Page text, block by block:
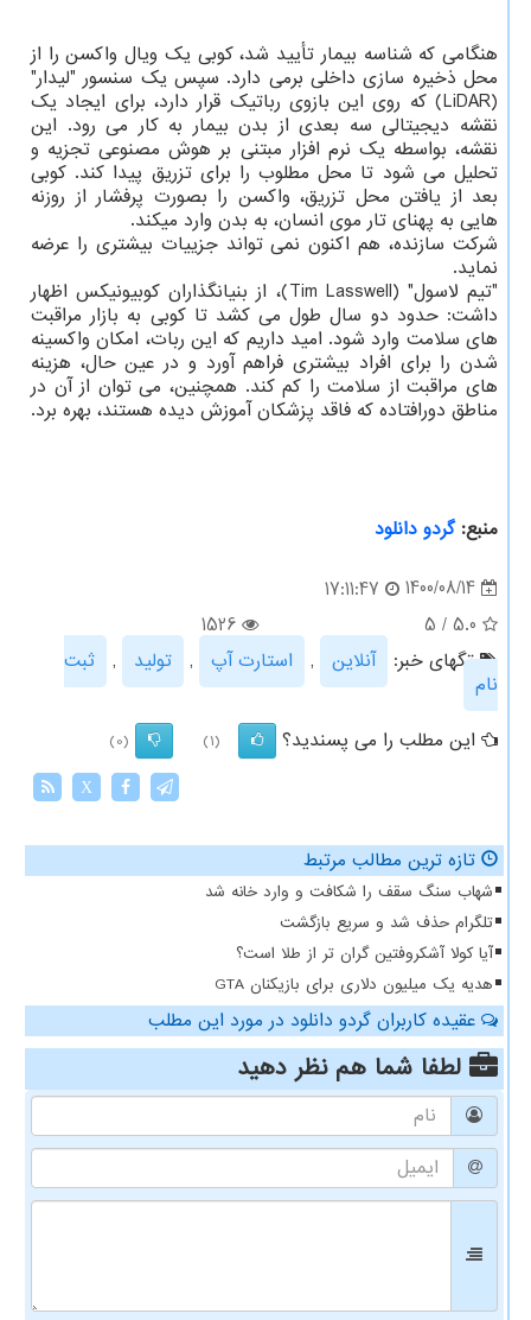
هنگامی که شناسه بیمار تأیید شد، کوبی یک ویال واکسن را از
محل ذخیره سازی داخلی برمی دارد. سپس یک سنسور "لیدار"
(LiDAR) که روی این بازوی رباتیک قرار دارد، برای ایجاد یک
نقشه دیجیتالی سه بعدی از بدن بیمار به کار می رود. این
نقشه، بواسطه یک نرم افزار مبتنی بر هوش مصنوعی تجزیه و
تحلیل می شود تا محل مطلوب را برای تزریق پیدا کند. کوبی
بعد از یافتن محل تزریق، واکسن را بصورت پرفشار از روزنه
هایی به پهنای تار موی انسان، به بدن وارد میکند.
شرکت سازنده، هم اکنون نمی تواند جزییات بیشتری را عرضه
نماید.
"تیم لاسول" (Tim Lasswell)، از بنیانگذاران کوبیونیکس اظهار
داشت: حدود دو سال طول می کشد تا کوبی به بازار مراقبت
های سلامت وارد شود. امید داریم که این ربات، امکان واکسینه
شدن را برای افراد بیشتری فراهم آورد و در عین حال، هزینه
های مراقبت از سلامت را کم کند. همچنین، می توان از آن در
مناطق دورافتاده که فاقد پزشکان آموزش دیده هستند، بهره برد.
منبع:گردو دانلود
1400/08/14
17:11:47
5.0
/
5
1526
تگهای خبر:
آنلاین , استارت آپ , تولید ,
ثبت
نام
این مطلب را می پسندید؟
(1)
(0)
X
تازه ترین مطالب مرتبط
شهاب سنگ سقف را شکافت و وارد خانه شد
تلگرام حذف شد و سریع بازگشت
آیا کولا آشکروفتین گران تر از طلا است؟
هدیه یک میلیون دلاری برای بازیکنان GTA
عقیده کاربران گردو دانلود در مورد این مطلب
لطفا شما همنظر دهید